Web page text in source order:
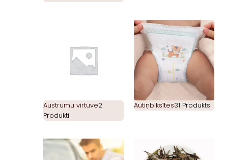
Austrumu virtuve2
Produkti
Autiņbiksītes31 Produkts